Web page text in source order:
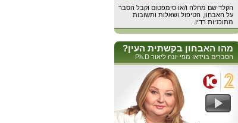
מהו האבחון בקשתית העין?
הסברים בוידאו מפי יונה ליאור Ph.D